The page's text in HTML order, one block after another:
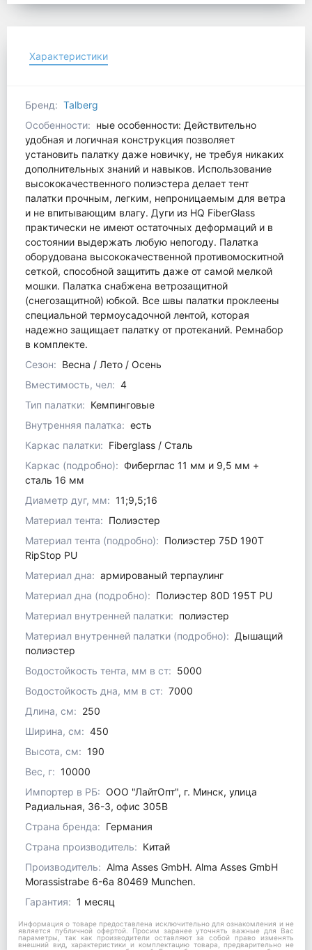
Характеристики
Бренд: Talberg
Особенности: ные особенности: Действительно
удобная и логичная конструкция позволяет
установить палатку даже новичку, не требуя никаких
дополнительных знаний и навыков. Использование
высококачественного полиэстера делает тент
палатки прочным, легким, непроницаемым для ветра
и не впитывающим влагу. Дуги из HQ FiberGlass
практически не имеют остаточных деформаций и в
состоянии выдержать любую непогоду. Палатка
оборудована высококачественной противомоскитной
сеткой, способной защитить даже от самой мелкой
мошки. Палатка снабжена ветрозащитной
(снегозащитной) юбкой. Все швы палатки проклеены
специальной термоусадочной лентой, которая
надежно защищает палатку от протеканий. Ремнабор
в комплекте.
Сезон: Весна / Лето / Осень
Вместимость, чел: 4
Тип палатки: Кемпинговые
Внутренняя палатка: есть
Каркас палатки: Fiberglass / Сталь
Каркас (подробно): Фиберглас 11 мм и 9,5 мм +
сталь 16 мм
Диаметр дуг, мм: 11;9,5;16
Материал тента: Полиэстер
Материал тента (подробно): Полиэстер 75D 190T
RipStop PU
Материал дна: армированый терпаулинг
Материал дна (подробно): Полиэстер 80D 195T PU
Материал внутренней палатки: полиэстер
Материал внутренней палатки (подробно): Дышащий
полиэстер
Водостойкость тента, мм в ст: 5000
Водостойкость дна, мм в ст: 7000
Длина, см: 250
Ширина, см: 450
Высота, см: 190
Вес, г: 10000
Импортер в РБ: ООО "ЛайтОпт", г. Минск, улица
Радиальная, 36-3, офис 305В
Страна бренда: Германия
Страна производитель: Китай
Производитель: Alma Asses GmbH. Alma Asses GmbH
Morassistrabe 6-6a 80469 Munchen.
Гарантия: 1 месяц
Информация о товаре предоставлена исключительно для ознакомления и не
является публичной офертой. Просим заранее уточнять важные для Вас
параметры, так как производители оставляют за собой право изменять
внешний вид, характеристики и комплектацию товара, предварительно не